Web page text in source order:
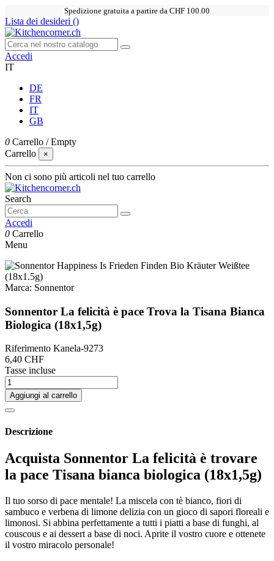
Spedizione gratuita a partire da CHF 100.00
Lista dei desideri ()
Accedi
IT
DE
FR
IT
GB
0 Carrello /Empty
Carrello
×
Non ci sono più articoli nel tuo carrello
Search
Accedi
0 Carrello
Menu
Marca: Sonnentor
Sonnentor La felicità è pace Trova la Tisana Bianca
Biologica (18x1,5g)
Riferimento Kanela-9273
6,40 CHF
Tasse incluse
Aggiungi al carrello
Descrizione
Acquista Sonnentor La felicità è trovare
la pace Tisana bianca biologica (18x1,5g)
Il tuo sorso di pace mentale! La miscela con tè bianco, fiori di
sambuco e verbena di limone delizia con un gioco di sapori floreali e
limonosi. Si abbina perfettamente a tutti i piatti a base di funghi, al
couscous e ai dessert a base di noci. Aprite il vostro cuore e ottenete
il vostro miracolo personale!